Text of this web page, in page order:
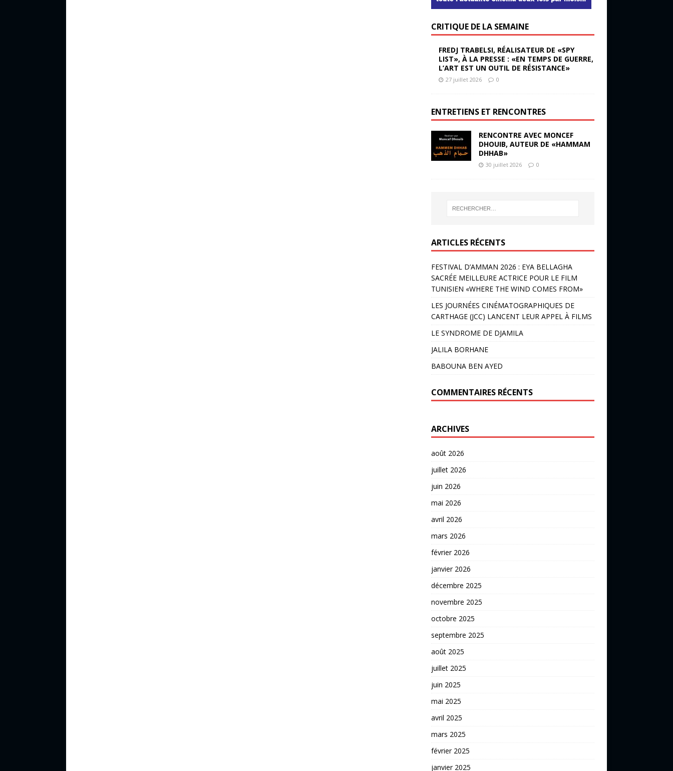
CRITIQUE DE LA SEMAINE
FREDJ TRABELSI, RÉALISATEUR DE «SPY
LIST», À LA PRESSE : «EN TEMPS DE GUERRE,
L’ART EST UN OUTIL DE RÉSISTANCE»
27 juillet 2026 0
ENTRETIENS ET RENCONTRES
RENCONTRE AVEC MONCEF
DHOUIB, AUTEUR DE «HAMMAM
DHHAB»
30 juillet 2026 0
ARTICLES RÉCENTS
FESTIVAL D’AMMAN 2026 : EYA BELLAGHA
SACRÉE MEILLEURE ACTRICE POUR LE FILM
TUNISIEN «WHERE THE WIND COMES FROM»
LES JOURNÉES CINÉMATOGRAPHIQUES DE
CARTHAGE (JCC) LANCENT LEUR APPEL À FILMS
LE SYNDROME DE DJAMILA
JALILA BORHANE
BABOUNA BEN AYED
COMMENTAIRES RÉCENTS
ARCHIVES
août 2026
juillet 2026
juin 2026
mai 2026
avril 2026
mars 2026
février 2026
janvier 2026
décembre 2025
novembre 2025
octobre 2025
septembre 2025
août 2025
juillet 2025
juin 2025
mai 2025
avril 2025
mars 2025
février 2025
janvier 2025